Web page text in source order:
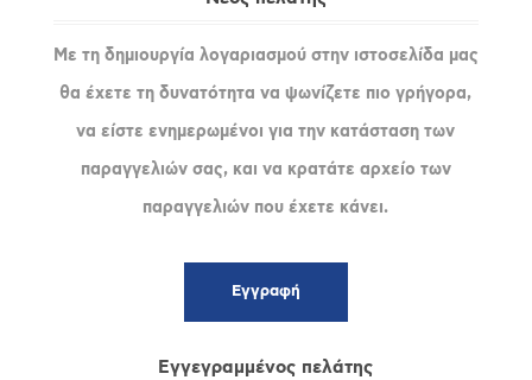
Με τη δημιουργία λογαριασμού στην ιστοσελίδα μας
θα έχετε τη δυνατότητα να ψωνίζετε πιο γρήγορα,
να είστε ενημερωμένοι για την κατάσταση των
παραγγελιών σας, και να κρατάτε αρχείο των
παραγγελιών που έχετε κάνει.
Εγγεγραμμένος πελάτης